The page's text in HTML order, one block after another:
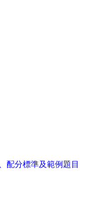
配分標準及範例題目